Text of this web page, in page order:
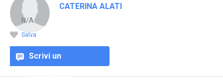
CATERINA ALATI
N/A
Salva
Scrivi un
commento